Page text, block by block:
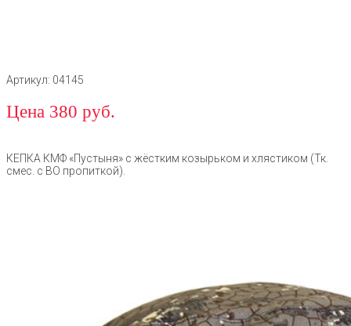
Артикул: 04145
Цена 380 руб.
КЕПКА КМФ «Пустыня» с жёстким козырьком и хлястиком (Тк.
смес. с ВО пропиткой).